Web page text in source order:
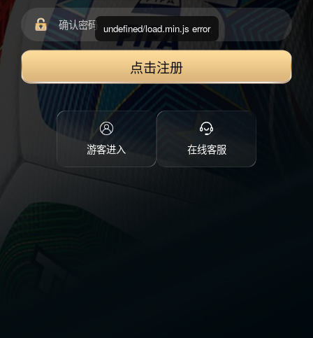
点击注册
游客进入 在线客服
undefined/load.min.js error